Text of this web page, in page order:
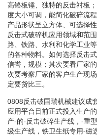
高铬板锤、独特的反击衬板
度大小可调，能简化破碎流
产品形状呈立方体、可选择
反击式破碎机应用领域和范
路、铁路、水利和化学工业
的各种物料。如何选择反击
信誉，规模；其次要看厂家
次要考察厂家的客户生产现
定要货比三。
0808反击破国瑞机械建议成
应用平台目前正式投入生产
产-的-反击破碎生产线，-重
级生产线，铁卫生纸专用-磁